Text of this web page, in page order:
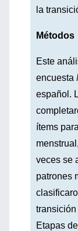
la
Métodos
Este
encuesta
español.
ítems
veces se
patrones
Etapas